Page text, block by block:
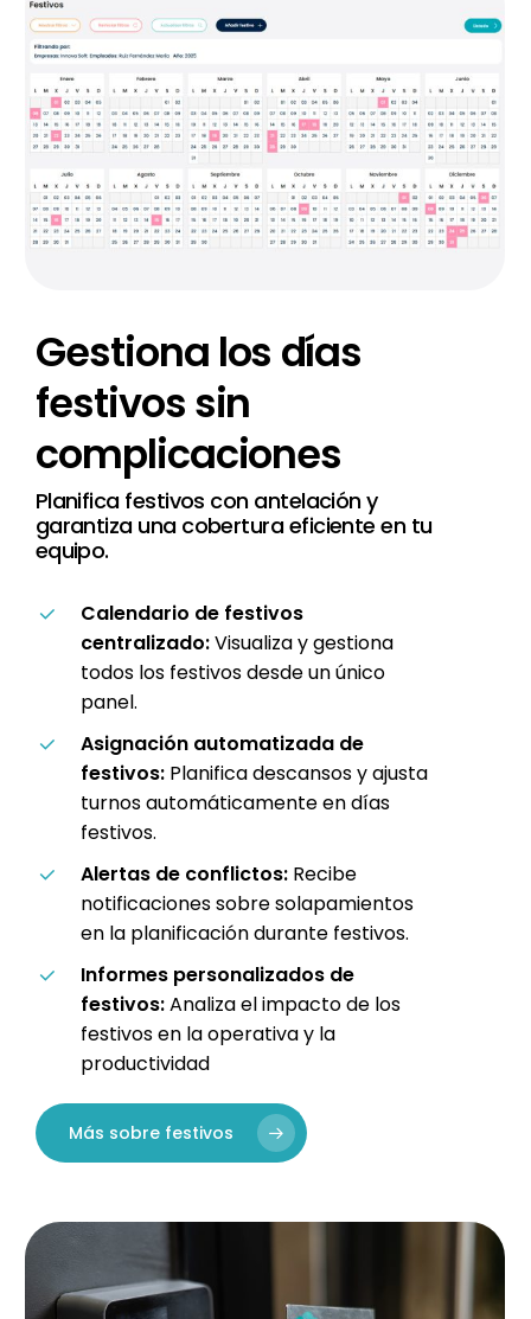
Gestiona los días
festivossin
complicaciones
Planifica festivos con antelación y
garantiza una cobertura eficiente en tu
equipo.
Calendario de festivos
centralizado:Visualiza y gestiona
todos los festivos desde un único
panel.
Asignación automatizada de
festivos:Planifica descansos y ajusta
turnos automáticamente en días
festivos.
Alertas de conflictos:Recibe
notificaciones sobre solapamientos
en la planificación durante festivos.
Informes personalizados de
festivos:Analiza el impacto de los
festivos en la operativa y la
productividad
Más sobre festivos